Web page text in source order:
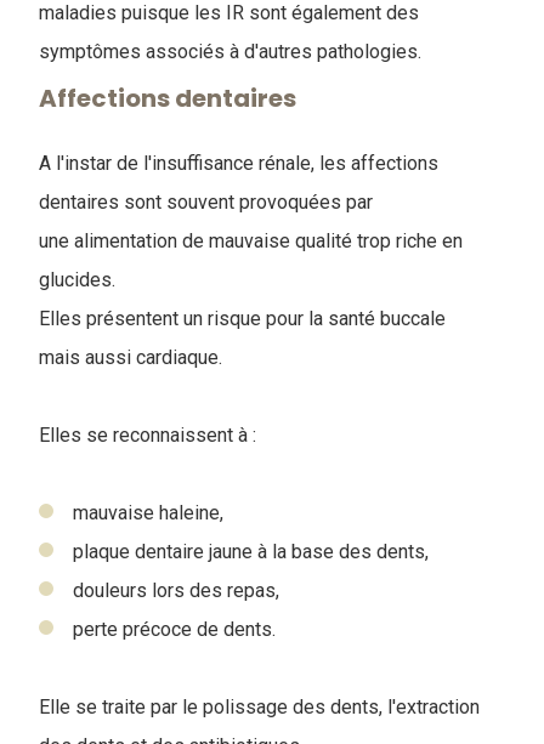
maladies puisque les IR sont également des
symptômes associés à d'autres pathologies.
Affections dentaires
A l'instar de l'insuffisance rénale, les affections
dentaires sont souvent provoquées par
une alimentation de mauvaise qualité trop riche en
glucides.
Elles présentent un risque pour la santé buccale
mais aussi cardiaque.
Elles se reconnaissent à :
mauvaise haleine,
plaque dentaire jaune à la base des dents,
douleurs lors des repas,
perte précoce de dents.
Elle se traite par le polissage des dents, l'extraction